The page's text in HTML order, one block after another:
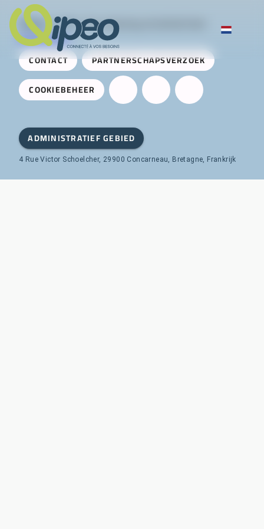
Qipeo © 2025 -Een oplossing ontwikkeld door
AireServices
CONTACT
PARTNERSCHAPSVERZOEK
COOKIEBEHEER
ADMINISTRATIEF GEBIED
4 Rue Victor Schoelcher, 29900 Concarneau, Bretagne, Frankrijk